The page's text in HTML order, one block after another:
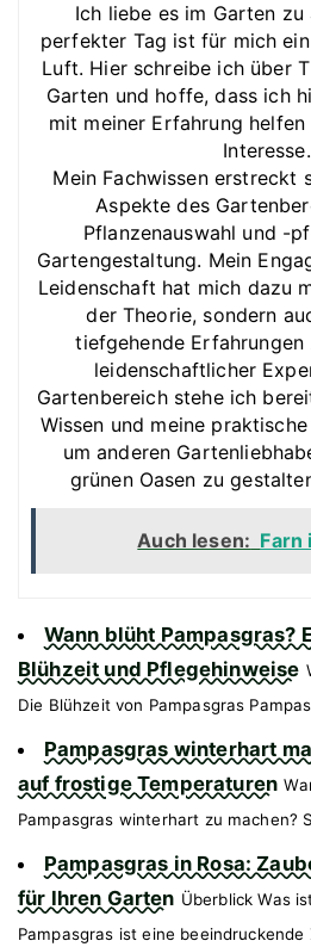
Ich liebe es im Garten
perfekter Tag ist für mich
Luft. Hier schreibe ich über
Garten und hoffe, dass ich
mit meiner Erfahrung
Interesse.
Mein Fachwissen erstreckt
Aspekte des
Pflanzenauswahl und -
Gartengestaltung. Mein
Leidenschaft hat mich dazu
der Theorie, sondern
tiefgehende Erfahrungen
leidenschaftlicher
Gartenbereich stehe ich
Wissen und meine
um anderen
grünen Oasen zu
Auch lesen: Farn
Wann blüht Pampasgras?
Blühzeit und Pflegehinweise
Die Blühzeit von Pampasgras
Pampasgras winterhart
auf frostige Temperaturen
Pampasgras winterhart zu machen?
Pampasgras in Rosa:
für Ihren Garten Überblick Was
Pampasgras ist eine beeindruckende